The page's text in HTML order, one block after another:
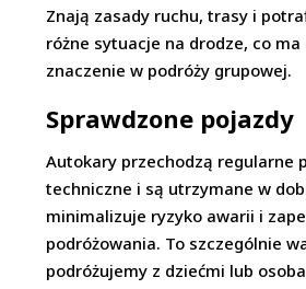
Znają zasady ruchu, trasy i
różne sytuacje na drodze, co ma
znaczenie w podróży grupowej.
Sprawdzone pojazdy
Autokary przechodzą regularne
techniczne i są utrzymane w
minimalizuje ryzyko awarii i
podróżowania. To szczególnie
podróżujemy z dziećmi lub